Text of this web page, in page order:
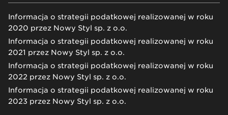
Informacja o strategii podatkowej realizowanej w roku
2020 przez Nowy Styl sp. z o.o.
Informacja o strategii podatkowej realizowanej w roku
2021 przez Nowy Styl sp. z o.o.
Informacja o strategii podatkowej realizowanej w roku
2022 przez Nowy Styl sp. z o.o.
Informacja o strategii podatkowej realizowanej w roku
2023 przez Nowy Styl sp. z o.o.